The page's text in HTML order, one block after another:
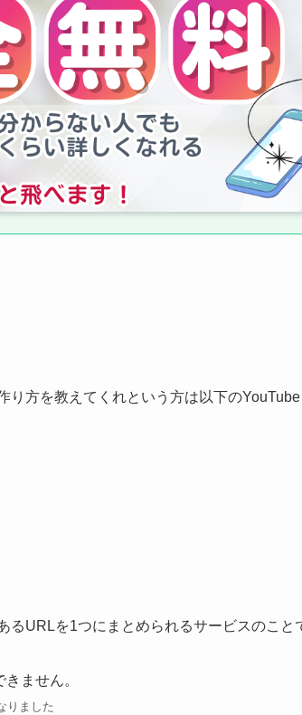
り方を教えてくれという方は以下の
るURLを1つにまとめられるサービスのこと
ません。
りました